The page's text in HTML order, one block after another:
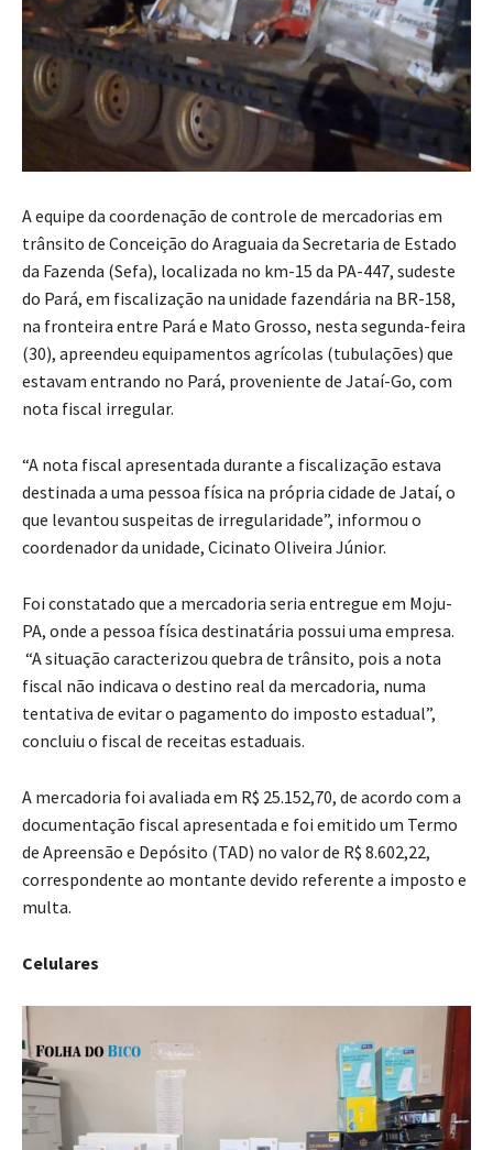
A equipe da coordenação de controle de mercadorias em
trânsito de Conceição do Araguaia da Secretaria de Estado
da Fazenda (Sefa), localizada no km-15 da PA-447, sudeste
do Pará, em fiscalização na unidade fazendária na BR-158,
na fronteira entre Pará e Mato Grosso, nesta segunda-feira
(30), apreendeu equipamentos agrícolas (tubulações) que
estavam entrando no Pará, proveniente de Jataí-Go, com
nota fiscal irregular.
“A nota fiscal apresentada durante a fiscalização estava
destinada a uma pessoa física na própria cidade de Jataí, o
que levantou suspeitas de irregularidade”, informou o
coordenador da unidade, Cicinato Oliveira Júnior.
Foi constatado que a mercadoria seria entregue em Moju-
PA, onde a pessoa física destinatária possui uma empresa.
“A situação caracterizou quebra de trânsito, pois a nota
fiscal não indicava o destino real da mercadoria, numa
tentativa de evitar o pagamento do imposto estadual”,
concluiu o fiscal de receitas estaduais.
A mercadoria foi avaliada em R$ 25.152,70, de acordo com a
documentação fiscal apresentada e foi emitido um Termo
de Apreensão e Depósito (TAD) no valor de R$ 8.602,22,
correspondente ao montante devido referente a imposto e
multa.
Celulares